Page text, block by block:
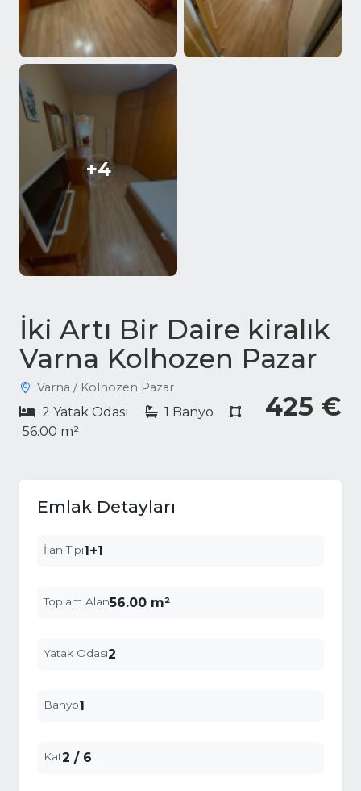
+4
İki Artı Bir Daire kiralık
Varna Kolhozen Pazar
425 €
Varna / Kolhozen Pazar
2 Yatak Odası
1 Banyo
56.00 m²
Emlak Detayları
İlan Tipi1+1
Toplam Alan56.00 m²
Yatak Odası2
Banyo1
Kat2 / 6